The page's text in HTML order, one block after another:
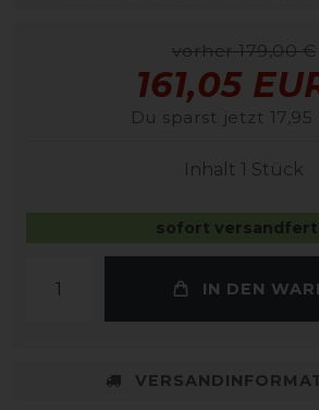
vorher 179,00 €
161,05
Du sparst jetzt 17,95
Inhalt 1 Stück
sofort
IN DEN